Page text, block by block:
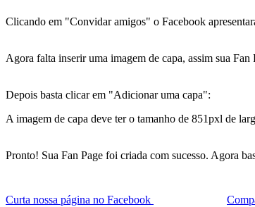
Clicando em "Convidar amigos" o Facebook
Agora falta inserir uma imagem de capa, assim sua
Depois basta clicar em "Adicionar uma capa":
A imagem de capa deve ter o tamanho de 851pxl de
Pronto! Sua Fan Page foi criada com sucesso. Agora
Curta nossa página no Facebook